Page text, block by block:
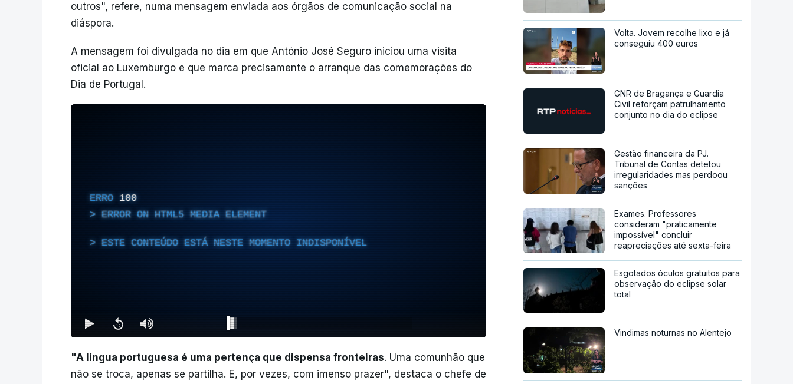
outros", refere, numa mensagem enviada aos órgãos de comunicação social na
diáspora.
A mensagem foi divulgada no dia em que António José Seguro iniciou uma visita
oficial ao Luxemburgo e que marca precisamente o arranque das comemorações do
Dia de Portugal.
ERRO 100
ERROR ON HTML5 MEDIA ELEMENT
ESTE CONTEÚDO ESTÁ NESTE MOMENTO INDISPONÍVEL
"A língua portuguesa é uma pertença que dispensa fronteiras. Uma comunhão que
não se troca, apenas se partilha. E, por vezes, com imenso prazer", destaca o chefe de
Volta. Jovem recolhe lixo e já
conseguiu 400 euros
GNR de Bragança e Guardia
Civil reforçam patrulhamento
conjunto no dia do eclipse
Gestão financeira da PJ.
Tribunal de Contas detetou
irregularidades mas perdoou
sanções
Exames. Professores
consideram "praticamente
impossível" concluir
reapreciações até sexta-feira
Esgotados óculos gratuitos para
observação do eclipse solar
total
Vindimas noturnas no Alentejo